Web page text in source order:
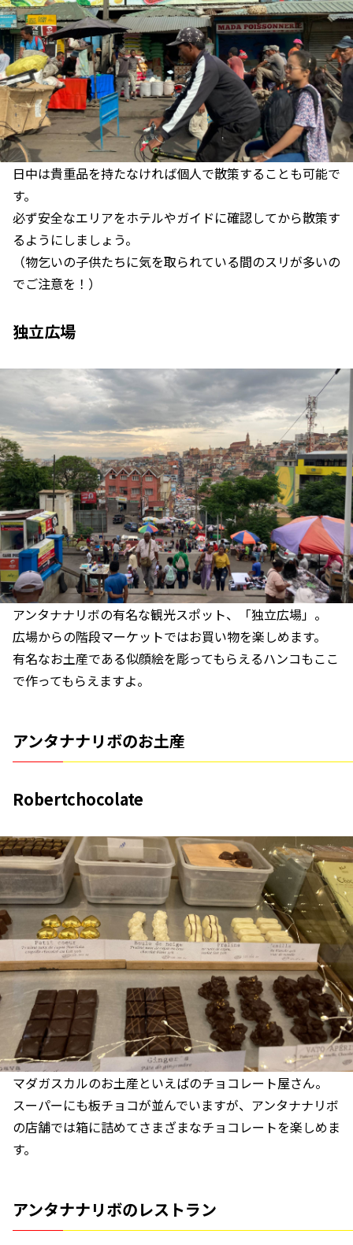
日中は貴重品を持たなければ個人で散策することも可能で
す。
必ず安全なエリアをホテルやガイドに確認してから散策す
るようにしましょう。
（物乞いの子供たちに気を取られている間のスリが多いの
でご注意を！）
独立広場
アンタナナリボの有名な観光スポット、「独立広場」。
広場からの階段マーケットではお買い物を楽しめます。
有名なお土産である似顔絵を彫ってもらえるハンコもここ
で作ってもらえますよ。
アンタナナリボのお土産
Robertchocolate
マダガスカルのお土産といえばのチョコレート屋さん。
スーパーにも板チョコが並んでいますが、アンタナナリボ
の店舗では箱に詰めてさまざまなチョコレートを楽しめま
す。
アンタナナリボのレストラン